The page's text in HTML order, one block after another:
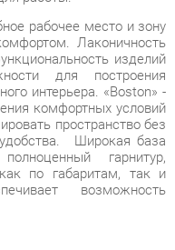
интерьера. «Boston» -
комфортных условий
пространство без
Широкая база
гарнитур,
по габаритам, так и
возможность
информации
отзывам
Екатеринбург»
комплекты